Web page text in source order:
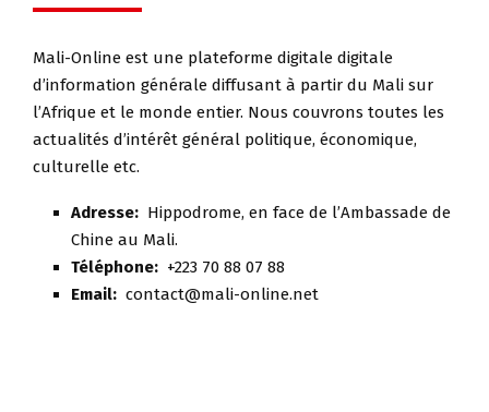
Mali-Online est une plateforme digitale digitale
d’information générale diffusant à partir du Mali sur
l’Afrique et le monde entier. Nous couvrons toutes les
actualités d’intérêt général politique, économique,
culturelle etc.
Adresse: Hippodrome, en face de l’Ambassade de
Chine au Mali.
Téléphone: +223 70 88 07 88
Email: contact@mali-online.net